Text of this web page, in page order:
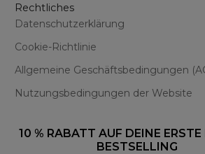
Rechtliches
Datenschutzerklärung
Cookie-Richtlinie
Allgemeine Geschäftsbedingungen
Nutzungsbedingungen der Website
10 % RABATT AUF DEINE ERSTE
BESTSELLING